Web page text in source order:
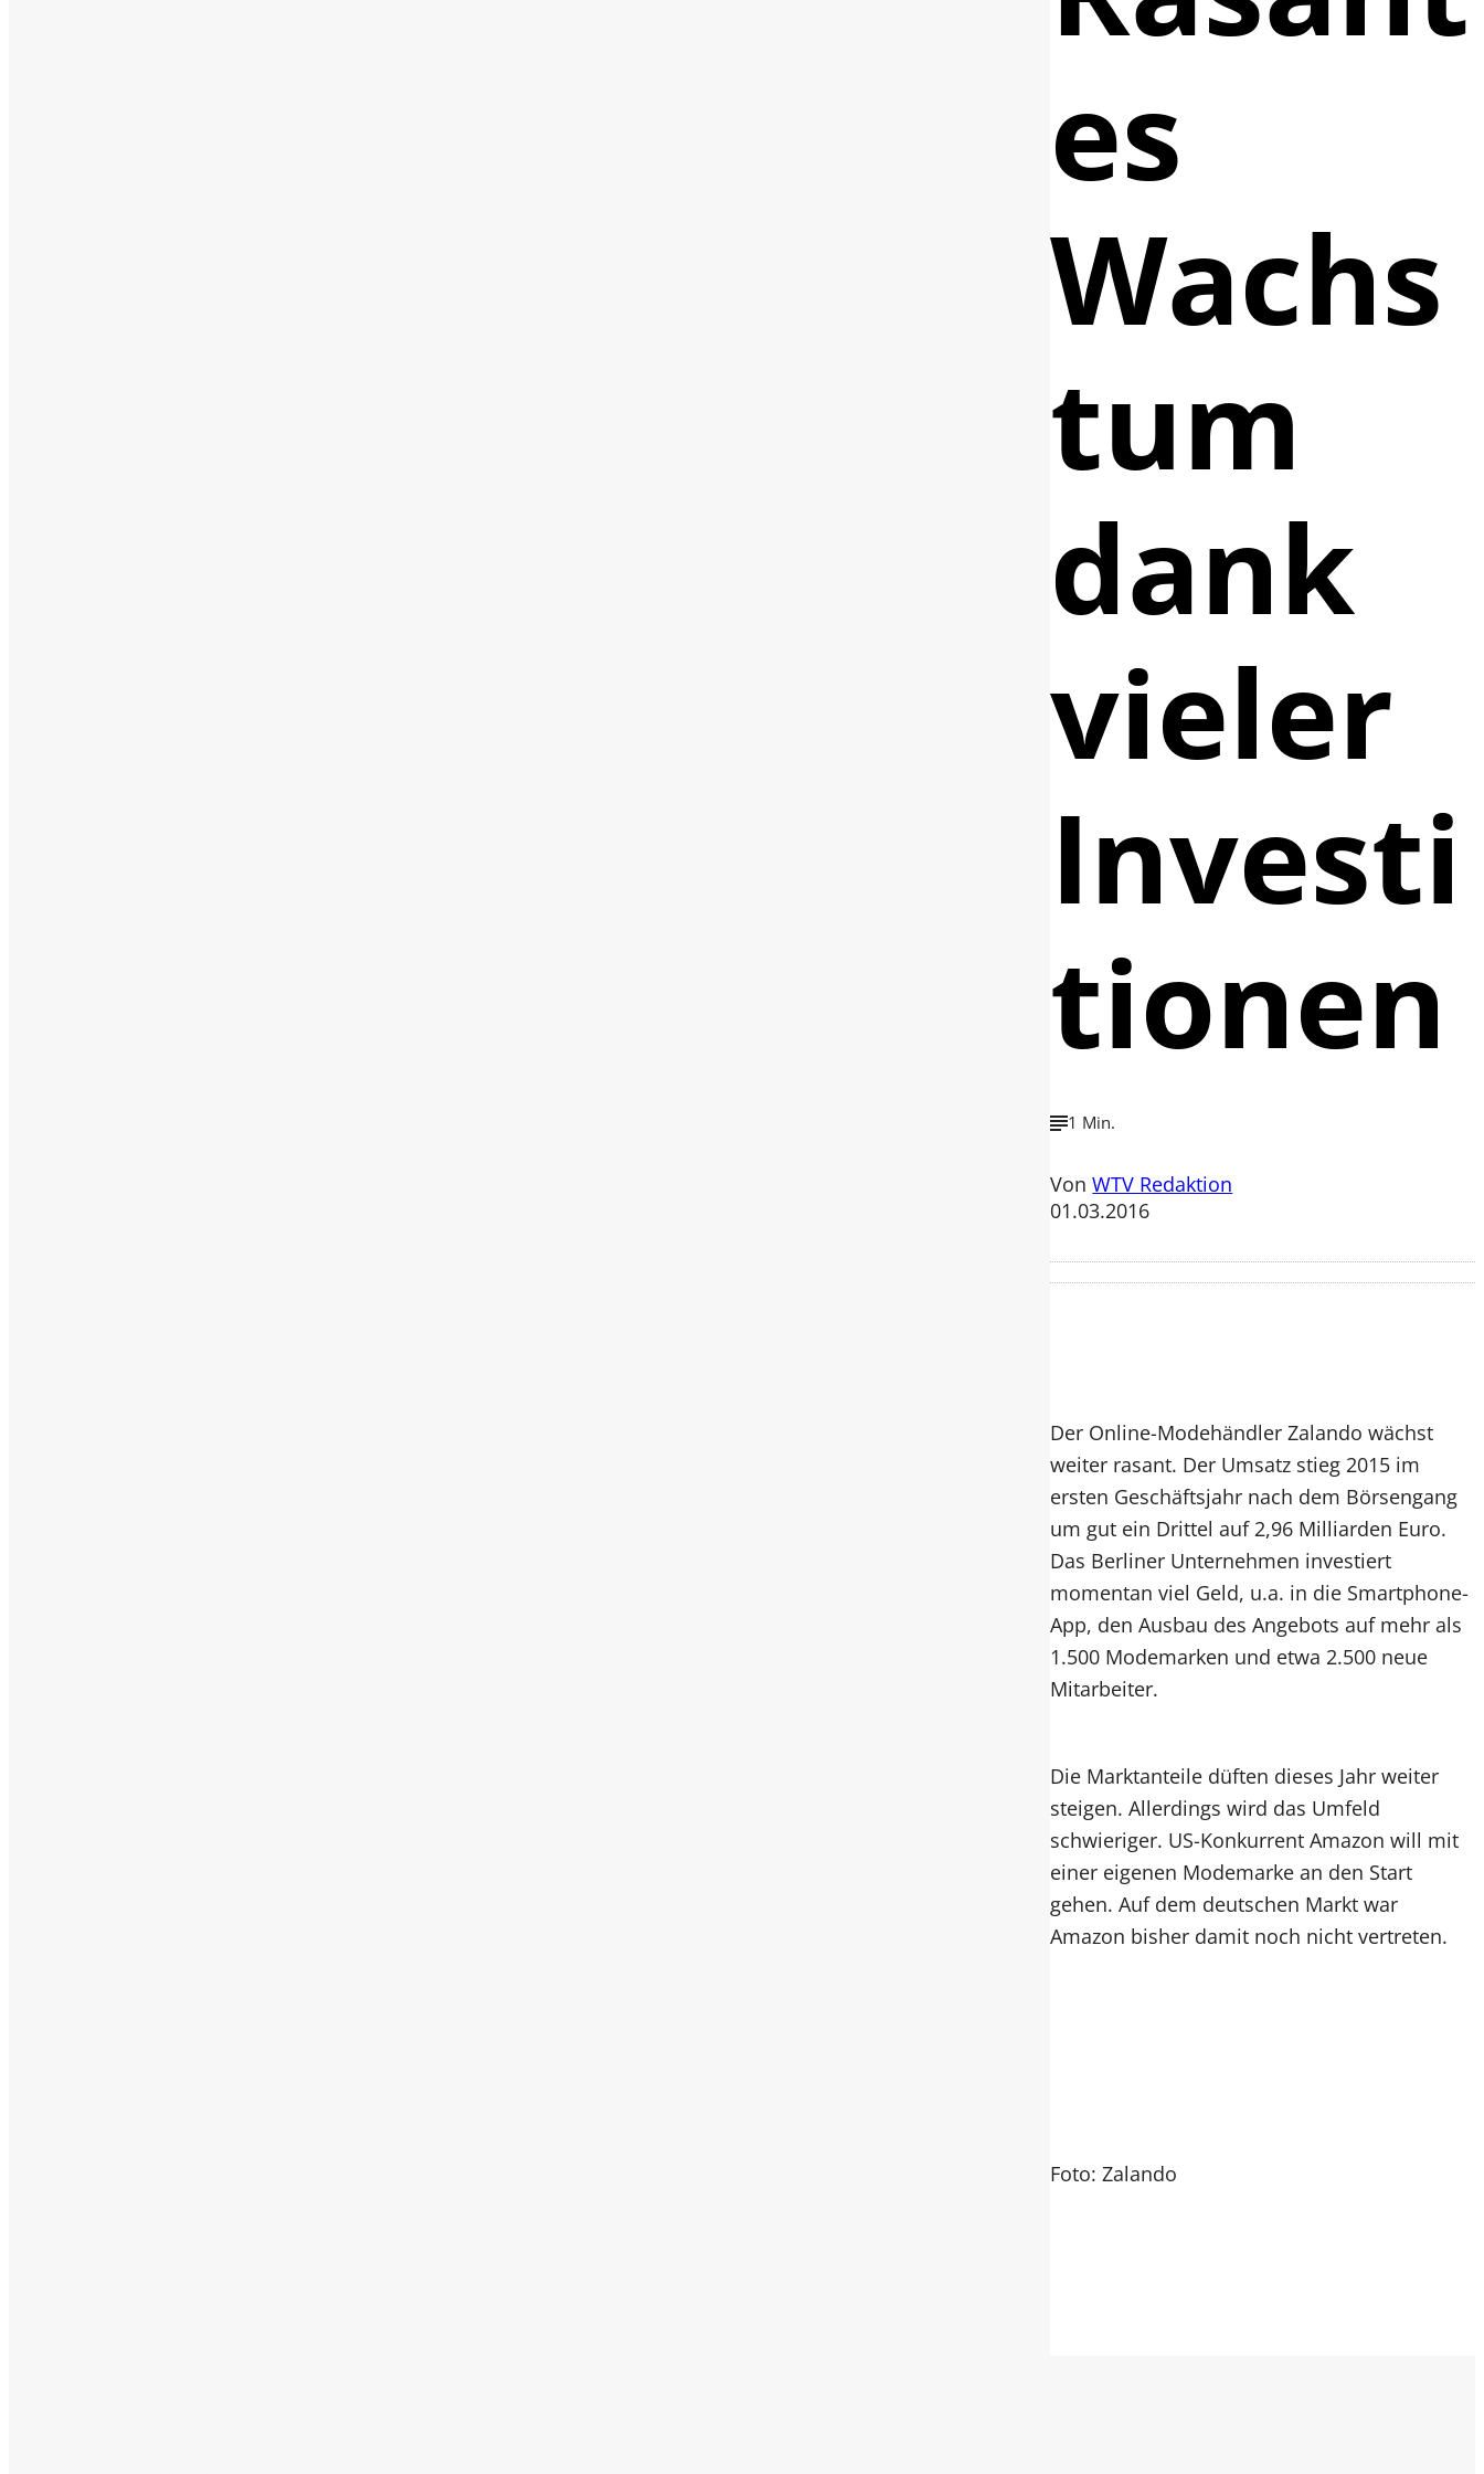
es
Wachs
tum
dank
vieler
Investi
tionen
1 Min.
VonWTV Redaktion
01.03.2016
Der Online-Modehändler Zalando wächst
weiter rasant. Der Umsatz stieg 2015 im
ersten Geschäftsjahr nach dem Börsengang
um gut ein Drittel auf 2,96 Milliarden Euro.
Das Berliner Unternehmen investiert
momentan viel Geld, u.a. in die Smartphone-
App, den Ausbau des Angebots auf mehr als
1.500 Modemarken und etwa 2.500 neue
Mitarbeiter.
Die Marktanteile düften dieses Jahr weiter
steigen. Allerdings wird das Umfeld
schwieriger. US-Konkurrent Amazon will mit
einer eigenen Modemarke an den Start
gehen. Auf dem deutschen Markt war
Amazon bisher damit noch nicht vertreten.
Foto: Zalando